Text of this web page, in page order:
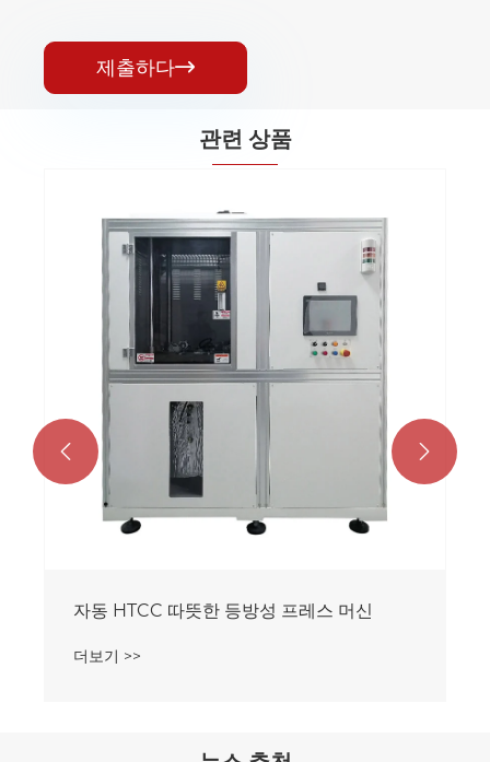
제출하다
관련 상품
자동 HTCC 따뜻한 등방성 프레스 머신
더보기 >>
 